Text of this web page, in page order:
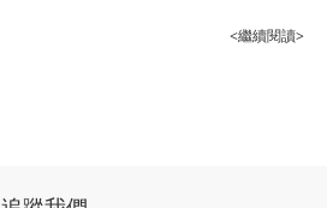
<繼續閱讀>